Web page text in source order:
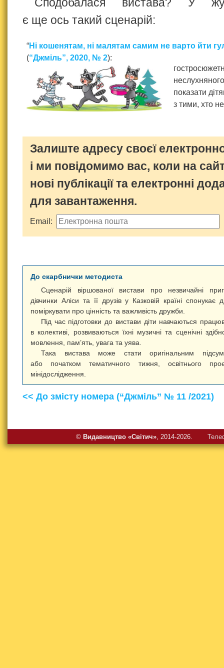
Сподобалася вистава? У
є ще ось такий сценарій:
“Ні кошенятам, ні малятам самим не варто йти
(“Джміль”, 2020, № 2):
показати
з тими, хто
Залиште адресу своєї
і ми повідомимо вас, коли на
нові публікації та електронні
для завантаження.
Email:
До скарбнички методиста
Сценарій віршованої вистави про незвичайні
дівчинки Аліси та її друзів у Казковій країні спонукає
поміркувати про цінність та важливість дружби.
Під час підготовки до вистави діти навчаються
в колективі, розвиваються їхні музичні та сценічні
мовлення, пам’ять, увага та уява.
Така вистава може стати оригінальним
або початком тематичного тижня, освітнього
мінідослідження.
<< До змісту номера (“Джміль” № 11 /2021)
© Видавництво «Свiтич», 2014-2026.